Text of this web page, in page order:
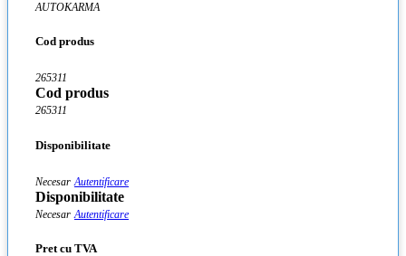
AUTOKARMA
Cod produs
265311
Cod produs
265311
Disponibilitate
Necesar Autentificare
Disponibilitate
Necesar Autentificare
Pret cu TVA